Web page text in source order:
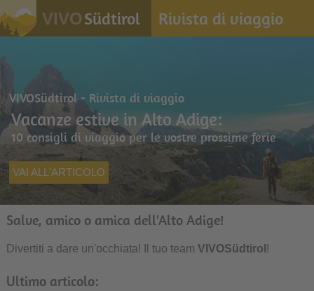
VIVOSüdtirol Rivista di viaggio
VIVOSüdtirol - Rivista di viaggio
Vacanze estive in Alto Adige:
10 consigli di viaggio per le vostre prossime ferie
VAI ALL'ARTICOLO
Salve, amico o amica dell'Alto Adige!
Divertiti a dare un'occhiata! Il tuo team VIVOSüdtirol !
Ultimo articolo: